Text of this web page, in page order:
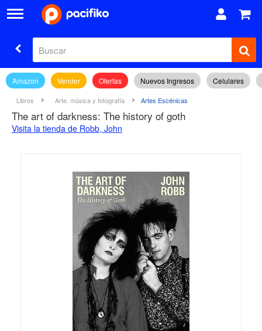
Amazon Vender Ofertas Nuevos Ingresos Celulares
Libros Arte, música y fotografía Artes Escénicas
The art of darkness: The history of goth
Visita la tienda de Robb, John